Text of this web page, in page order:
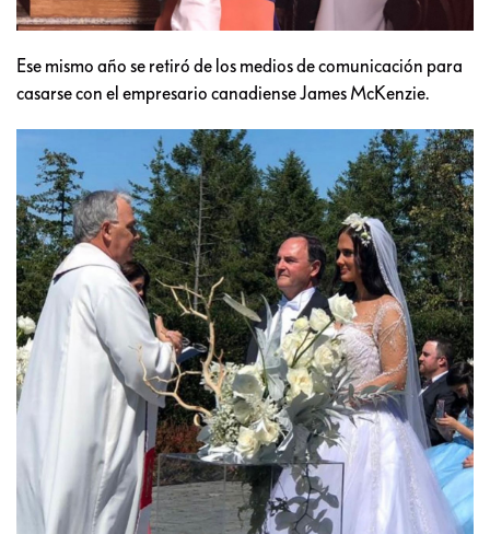
Ese mismo año se retiró de los medios de comunicación para
casarse con el empresario canadiense James McKenzie.